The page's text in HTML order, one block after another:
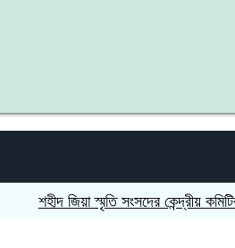
শহীদ জিয়া স্মৃতি সংসদের কেন্দ্রীয় কমিটির সহ-